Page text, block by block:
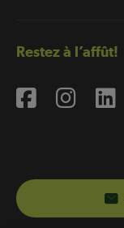
Restez à l’affût!